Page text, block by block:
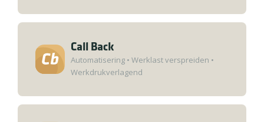
Call Back
Automatisering • Werklast verspreiden •
Werkdrukverlagend